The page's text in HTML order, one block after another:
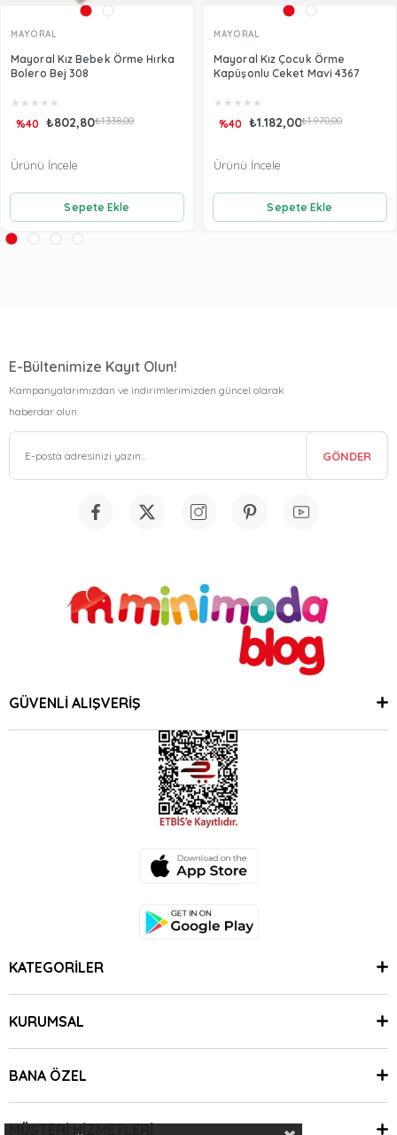
MAYORAL
Mayoral Kız Bebek Örme Hırka
Bolero Bej 308
★ ★ ★ ★ ★
₺802,80₺1.338,00
%40
Sepete Ekle
Ürünü İncele
MAYORAL
Mayoral Kız Çocuk Örme
Kapüşonlu Ceket Mavi 4367
★ ★ ★ ★ ★
₺1.182,00₺1.970,00
%40
Sepete Ekle
Ürünü İncele
E-Bültenimize Kayıt Olun!
Kampanyalarımızdan ve indirimlerimizden güncel olarak
haberdar olun.
GÖNDER
GÜVENLİ ALIŞVERİŞ
KATEGORİLER
KURUMSAL
BANA ÖZEL
MÜŞTERİ HİZMETLERİ